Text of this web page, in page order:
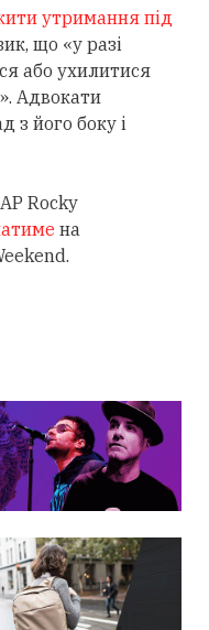
утримання під
що «у разі
або ухилитися
Адвокати
з його боку і
Rocky
на